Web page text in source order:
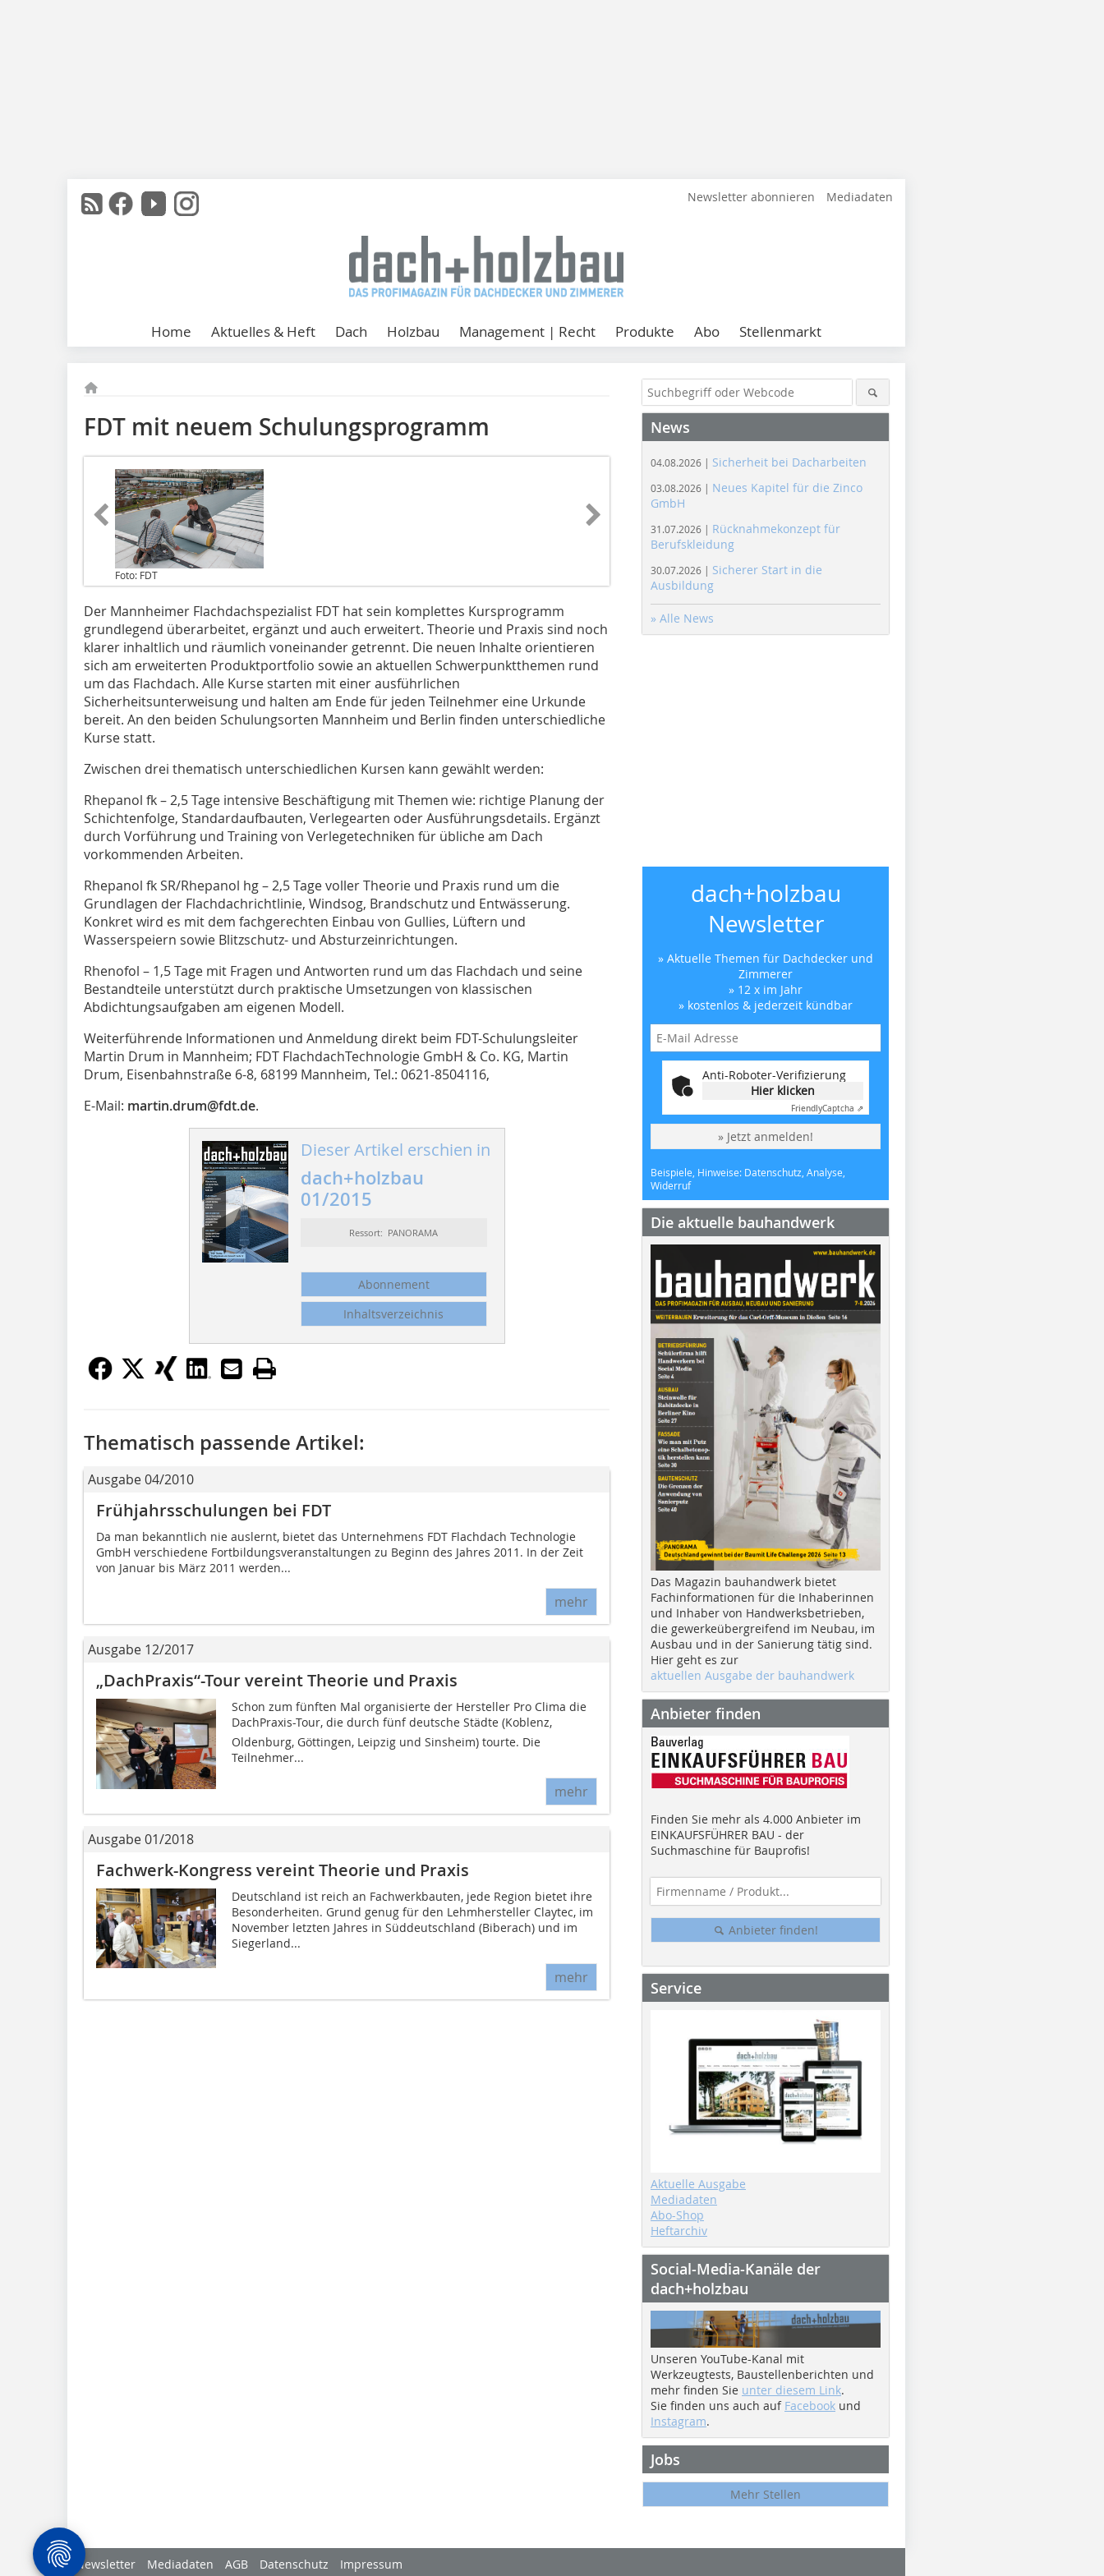
Newsletter abonnieren Mediadaten
Home Aktuelles & Heft Dach Holzbau Management | Recht Produkte Abo Stellenmarkt
FDT mit neuem Schulungsprogramm
Foto: FDT
Der Mannheimer Flachdachspezialist FDT hat sein komplettes Kursprogramm
grundlegend überarbeitet, ergänzt und auch erweitert. Theorie und Praxis sind noch
klarer inhaltlich und räumlich voneinander getrennt. Die neuen Inhalte orientieren
sich am erweiterten Produktportfolio sowie an aktuellen Schwerpunktthemen rund
um das Flachdach. Alle Kurse starten mit einer ausführlichen
Sicherheitsunterweisung und halten am Ende für jeden Teilnehmer eine Urkunde
bereit. An den beiden Schulungsorten Mannheim und Berlin finden unterschiedliche
Kurse statt.
Zwischen drei thematisch unterschiedlichen Kursen kann gewählt werden:
Rhepanol fk – 2,5 Tage intensive Beschäftigung mit Themen wie: richtige Planung der
Schichtenfolge, Standardaufbauten, Verlegearten oder Ausführungsdetails. Ergänzt
durch Vorführung und Training von Verlegetechniken für übliche am Dach
vorkommenden Arbeiten.
Rhepanol fk SR/Rhepanol hg – 2,5 Tage voller Theorie und Praxis rund um die
Grundlagen der Flachdachrichtlinie, Windsog, Brandschutz und Entwässerung.
Konkret wird es mit dem fachgerechten Einbau von Gullies, Lüftern und
Wasserspeiern sowie Blitzschutz- und Absturzeinrichtungen.
Rhenofol – 1,5 Tage mit Fragen und Antworten rund um das Flachdach und seine
Bestandteile unterstützt durch praktische Umsetzungen von klassischen
Abdichtungsaufgaben am eigenen Modell.
Weiterführende Informationen und Anmeldung direkt beim FDT-Schulungsleiter
Martin Drum in Mannheim; FDT FlachdachTechnologie GmbH & Co. KG, Martin
Drum, Eisenbahnstraße 6-8, 68199 Mannheim, Tel.: 0621-8504116,
E-Mail: martin.drum@fdt.de.
Dieser Artikel erschien in
dach+holzbau
01/2015
Ressort: PANORAMA
Abonnement
Inhaltsverzeichnis
Thematisch passende Artikel:
Ausgabe 04/2010
Frühjahrsschulungen bei FDT
Da man bekanntlich nie auslernt, bietet das Unternehmens FDT Flachdach Technologie
GmbH verschiedene Fortbildungsveranstaltungen zu Beginn des Jahres 2011. In der Zeit
von Januar bis März 2011 werden...
mehr
Ausgabe 12/2017
„DachPraxis“-Tour vereint Theorie und Praxis
Schon zum fünften Mal organisierte der Hersteller Pro Clima die
DachPraxis-Tour, die durch fünf deutsche Städte (Koblenz,
Oldenburg, Göttingen, Leipzig und Sinsheim) tourte. Die
Teilnehmer...
mehr
Ausgabe 01/2018
Fachwerk-Kongress vereint Theorie und Praxis
Deutschland ist reich an Fachwerkbauten, jede Region bietet ihre
Besonderheiten. Grund genug für den Lehmhersteller Claytec, im
November letzten Jahres in Süddeutschland (Biberach) und im
Siegerland...
mehr
News
04.08.2026 | Sicherheit bei Dacharbeiten
03.08.2026 | Neues Kapitel für die Zinco
GmbH
31.07.2026 | Rücknahmekonzept für
Berufskleidung
30.07.2026 | Sicherer Start in die
Ausbildung
» Alle News
dach+holzbau
Newsletter
» Aktuelle Themen für Dachdecker und
Zimmerer
» 12 x im Jahr
» kostenlos & jederzeit kündbar
Anti-Roboter-Verifizierung
Hier klicken
FriendlyCaptcha ⇗
» Jetzt anmelden!
Beispiele, Hinweise: Datenschutz, Analyse,
Widerruf
Die aktuelle bauhandwerk
Das Magazin bauhandwerk bietet
Fachinformationen für die Inhaberinnen
und Inhaber von Handwerksbetrieben,
die gewerkeübergreifend im Neubau, im
Ausbau und in der Sanierung tätig sind.
Hier geht es zur
aktuellen Ausgabe der bauhandwerk
Anbieter finden
Finden Sie mehr als 4.000 Anbieter im
EINKAUFSFÜHRER BAU - der
Suchmaschine für Bauprofis!
Anbieter finden!
Service
Aktuelle Ausgabe
Mediadaten
Abo-Shop
Heftarchiv
Social-Media-Kanäle der
dach+holzbau
Unseren YouTube-Kanal mit
Werkzeugtests, Baustellenberichten und
mehr finden Sie unter diesem Link.
Sie finden uns auch auf Facebook und
Instagram.
Jobs
Mehr Stellen
Newsletter Mediadaten AGB Datenschutz Impressum